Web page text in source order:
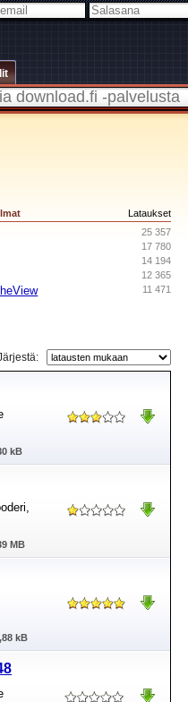
Lataukset
25 357
17 780
14 194
12 365
11 471
kB
MB
kB